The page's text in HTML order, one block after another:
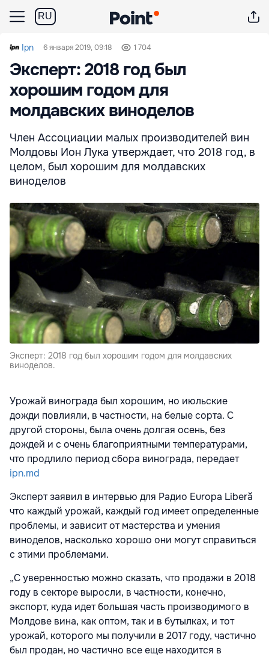
RU
Ipn 6 января 2019, 09:18 1 704
Эксперт: 2018 год был
хорошим годом для
молдавских виноделов
Член Ассоциации малых производителей вин
Молдовы Ион Лука утверждает, что 2018 год, в
целом, был хорошим для молдавских
виноделов
Эксперт: 2018 год был хорошим годом для молдавских
виноделов.
Урожай винограда был хорошим, но июльские
дожди повлияли, в частности, на белые сорта. С
другой стороны, была очень долгая осень, без
дождей и с очень благоприятными температурами,
что продлило период сбора винограда, передает
ipn.md
Эксперт заявил в интервью для Радио Europa Liberă
что каждый урожай, каждый год имеет определенные
проблемы, и зависит от мастерства и умения
виноделов, насколько хорошо они могут справиться
с этими проблемами.
„С уверенностью можно сказать, что продажи в 2018
году в секторе выросли, в частности, конечно,
экспорт, куда идет большая часть производимого в
Молдове вина, как оптом, так и в бутылках, и тот
урожай, которого мы получили в 2017 году, частично
был продан, но частично все еще находится в